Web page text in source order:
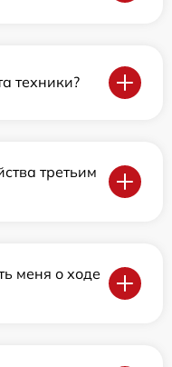
техники?
третьим
меня о ходе